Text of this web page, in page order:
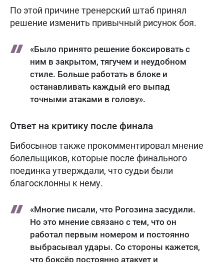
По этой причине тренерский штаб принял
решение изменить привычный рисунок боя.
«Было принято решение боксировать с
ним в закрытом, тягучем и неудобном
стиле. Больше работать в блоке и
останавливать каждый его выпад
точными атаками в голову».
Ответ на критику после финала
Бибосынов также прокомментировал мнение
болельщиков, которые после финального
поединка утверждали, что судьи были
благосклонны к нему.
«Многие писали, что Рогозина засудили.
Но это мнение связано с тем, что он
работал первым номером и постоянно
выбрасывал удары. Со стороны кажется,
что боксёр постоянно атакует и